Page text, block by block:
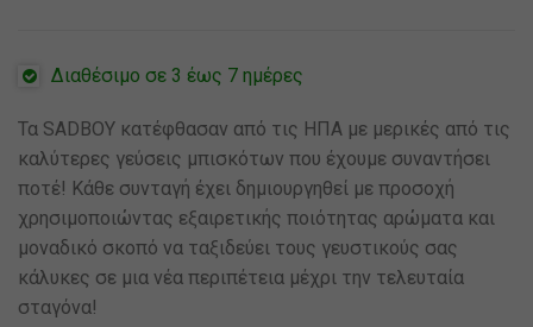
Διαθέσιμο σε 3 έως 7 ημέρες
Τα SADBOY κατέφθασαν από τις ΗΠΑ με μερικές από τις
καλύτερες γεύσεις μπισκότων που έχουμε συναντήσει
ποτέ! Κάθε συνταγή έχει δημιουργηθεί με προσοχή
χρησιμοποιώντας εξαιρετικής ποιότητας αρώματα και
μοναδικό σκοπό να ταξιδεύει τους γευστικούς σας
κάλυκες σε μια νέα περιπέτεια μέχρι την τελευταία
σταγόνα!